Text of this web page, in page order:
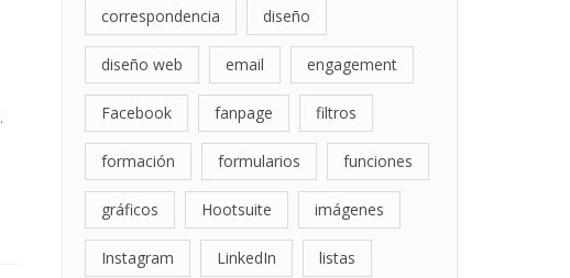
.
correspondencia diseño
diseño web email engagement
Facebook fanpage filtros
formación formularios funciones
gráficos Hootsuite imágenes
Instagram LinkedIn listas